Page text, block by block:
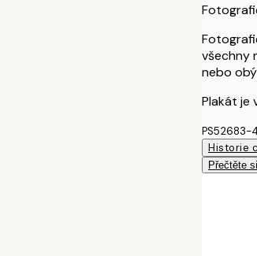
všechny
nebo
Plakát je
PS52683-4
Historie
Přečtěte